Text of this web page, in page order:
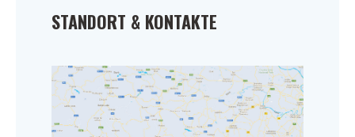
STANDORT & KONTAKTE